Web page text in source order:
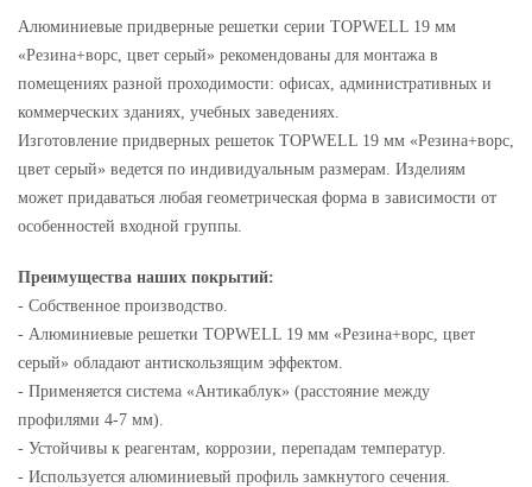
Алюминиевые придверные решетки серии TOPWELL 19 мм
«Резина+ворс, цвет серый» рекомендованы для монтажа в
помещениях разной проходимости: офисах, административных и
коммерческих зданиях, учебных заведениях.
Изготовление придверных решеток TOPWELL 19 мм «Резина+ворс,
цвет серый» ведется по индивидуальным размерам. Изделиям
может придаваться любая геометрическая форма в зависимости от
особенностей входной группы.
Преимущества наших покрытий:
- Собственное производство.
- Алюминиевые решетки TOPWELL 19 мм «Резина+ворс, цвет
серый» обладают антискользящим эффектом.
- Применяется система «Антикаблук» (расстояние между
профилями 4-7 мм).
- Устойчивы к реагентам, коррозии, перепадам температур.
- Используется алюминиевый профиль замкнутого сечения.